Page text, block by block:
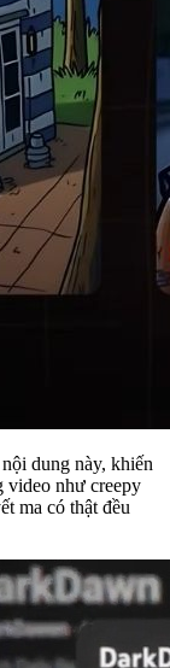
dung này, khiến
video như creepy
ma có thật đều